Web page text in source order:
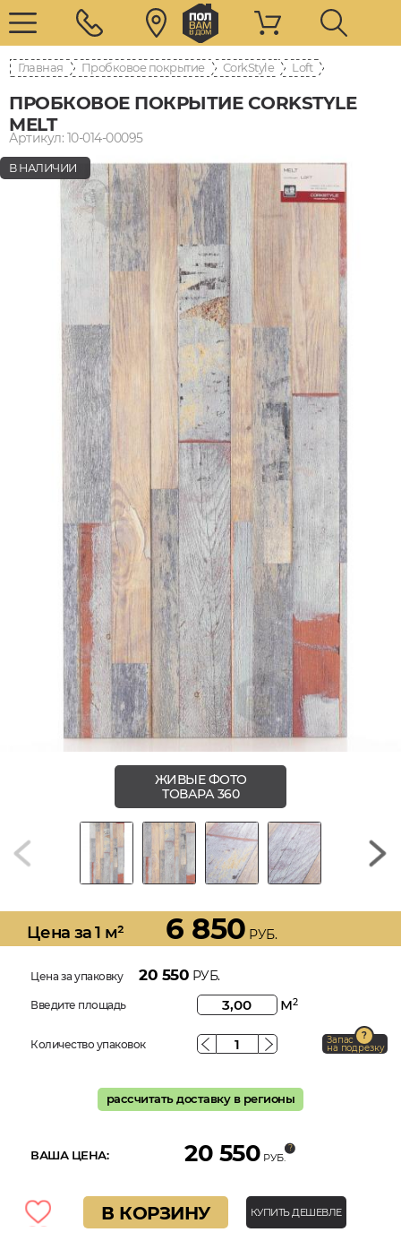
Главная Пробковое покрытие CorkStyle Loft
ПРОБКОВОЕ ПОКРЫТИЕ CORKSTYLE
MELT
Артикул: 10-014-00095
В НАЛИЧИИ
ЖИВЫЕ ФОТО
ТОВАРА 360
Цена за 1 м² 6 850 РУБ.
Цена за упаковку 20 550 РУБ.
Введите площадь м2
Количество упаковок Запас
на подрезку
рассчитать доставку в регионы
ВАША ЦЕНА: 20 550 РУБ.
В КОРЗИНУ КУПИТЬ ДЕШЕВЛЕ